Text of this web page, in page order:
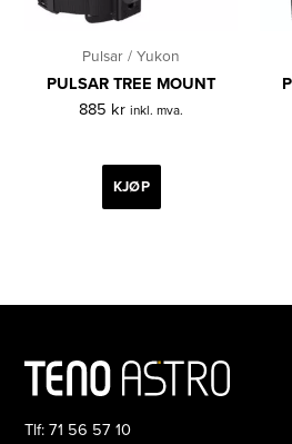
Pulsar / Yukon
PULSAR TREE MOUNT
885 kr inkl. mva.
KJØP
Tlf: 71 56 57 10